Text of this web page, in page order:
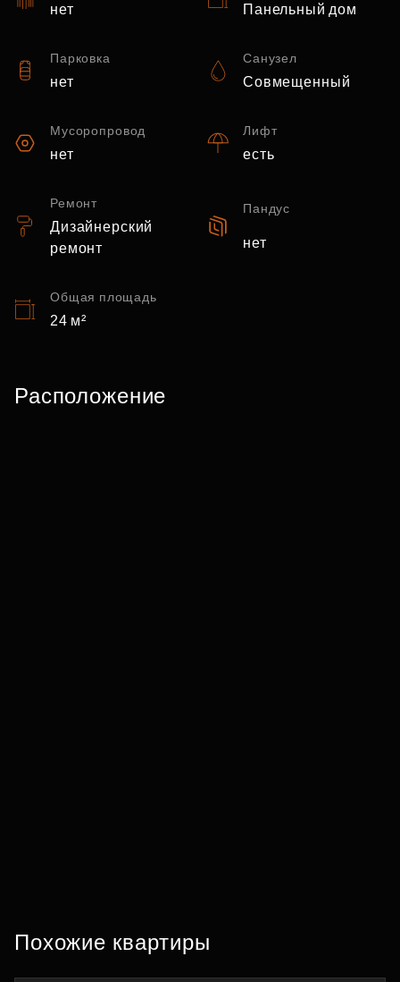
нет Панельный дом
Парковка
нет
Санузел
Совмещенный
Мусоропровод
нет
Лифт
есть
Ремонт
Дизайнерский
ремонт
Пандус
нет
Общая площадь
24 м²
Расположение
Похожие квартиры